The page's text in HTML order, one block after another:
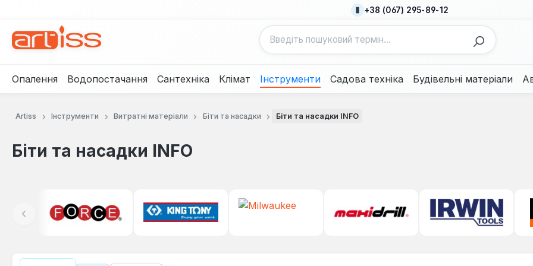
+38 (067) 295-89-12
Опалення Водопостачання Сантехніка Клімат Інструменти Садова техніка Будівельні матеріали
Artiss Інструменти Витратні матеріали Біти та насадки Біти та насадки INFO
Біти та насадки INFO